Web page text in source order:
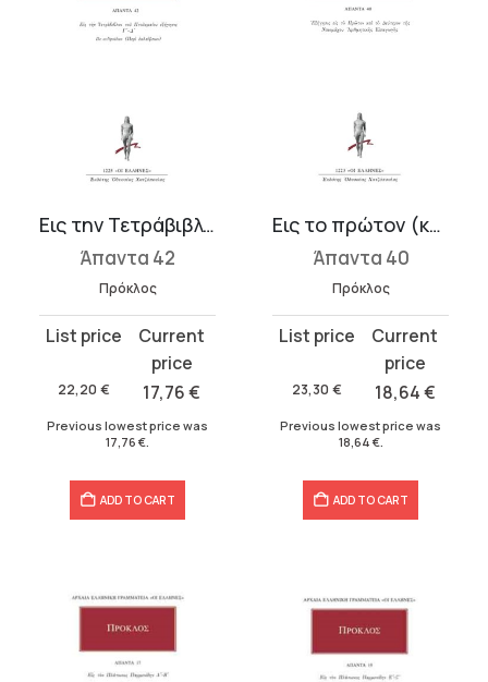
Εις την Τετράβιβλον του Πτολεμαίου εξήγησις Γ΄-Δ΄, De eclipsibus (Περί ε�...
Άπαντα 42
Πρόκλος
22,20 €
Original
was:
22,20 €.
17,76€
Current
17,76 €.
Previous lowest price was
17,76 €.
ADD TO CART
Εις το πρώτον (και το δεύτερον) της Νικομάχου Αριθμητικής εισαγωγ�...
Άπαντα 40
Πρόκλος
23,30 €
Original
was:
23,30 €.
18,64€
Current
18,64 €.
Previous lowest price was
18,64 €.
ADD TO CART